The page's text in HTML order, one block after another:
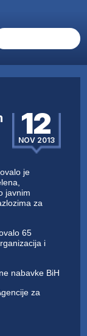
12
NOV 2013
je
javnim
za
65
i
nabavke BiH
za